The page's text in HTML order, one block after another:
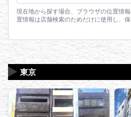
現在地から探す場合、ブラウザの位置情
置情報は店舗検索のためだけに使用し、保
東京
▶